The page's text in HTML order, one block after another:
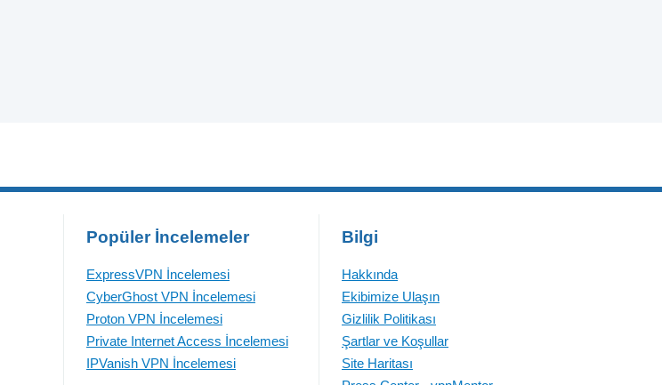
Popüler İncelemeler
ExpressVPN İncelemesi
CyberGhost VPN İncelemesi
Proton VPN İncelemesi
Private Internet Access İncelemesi
IPVanish VPN İncelemesi
Bilgi
Hakkında
Ekibimize Ulaşın
Gizlilik Politikası
Şartlar ve Koşullar
Site Haritası